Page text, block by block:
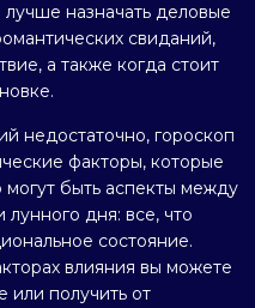
назначать деловые
свиданий,
а также когда стоит
недостаточно, гороскоп
факторы, которые
могут быть аспекты между
лунного дня: все, что
состояние.
влияния вы можете
или получить от